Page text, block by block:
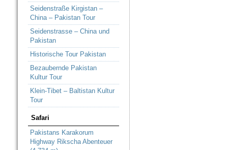
Seidenstraße Kirgistan –
China – Pakistan Tour
Seidenstrasse – China und
Pakistan
Historische Tour Pakistan
Bezaubernde Pakistan
Kultur Tour
Klein-Tibet – Baltistan Kultur
Tour
Safari
Pakistans Karakorum
Highway Rikscha Abenteuer